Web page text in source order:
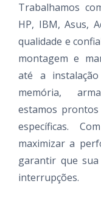
Trabalhamos
HP, IBM, Asus,
qualidade e
montagem e
até a
memória,
estamos prontos
específicas.
maximizar a
garantir que
interrupções.